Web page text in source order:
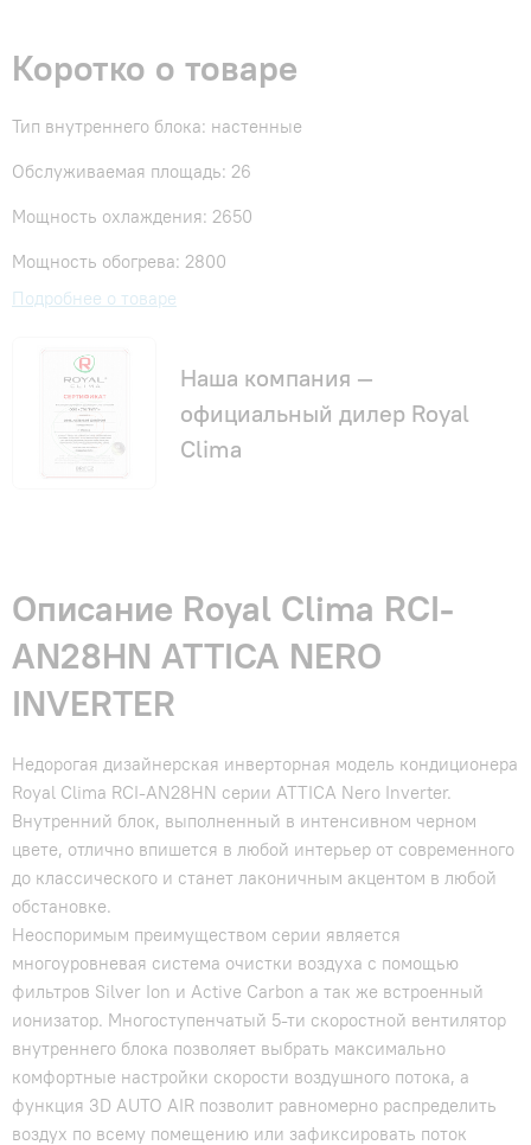
Коротко о товаре
Тип внутреннего блока: настенные
Обслуживаемая площадь: 26
Мощность охлаждения: 2650
Мощность обогрева: 2800
Подробнее о товаре
Наша компания —
официальный дилер Royal
Clima
Описание Royal Clima RCI-
AN28HN ATTICA NERO
INVERTER
Недорогая дизайнерская инверторная модель кондиционера
Royal Clima RCI-AN28HN серии ATTICA Nero Inverter.
Внутренний блок, выполненный в интенсивном черном
цвете, отлично впишется в любой интерьер от современного
до классического и станет лаконичным акцентом в любой
обстановке.
Неоспоримым преимуществом серии является
многоуровневая система очистки воздуха с помощью
фильтров Silver Ion и Active Carbon а так же встроенный
ионизатор. Многоступенчатый 5-ти скоростной вентилятор
внутреннего блока позволяет выбрать максимально
комфортные настройки скорости воздушного потока, а
функция 3D AUTO AIR позволит равномерно распределить
воздух по всему помещению или зафиксировать поток